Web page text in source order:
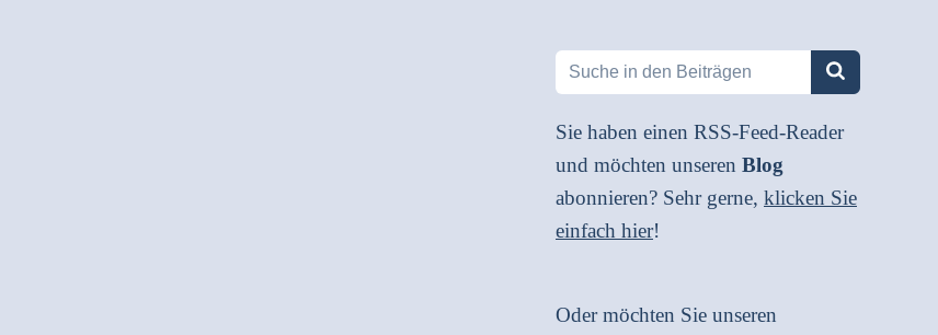
Sie haben einen RSS-Feed-Reader
und möchten unseren Blog
abonnieren? Sehr gerne, klicken Sie
einfach hier!
Oder möchten Sie unseren